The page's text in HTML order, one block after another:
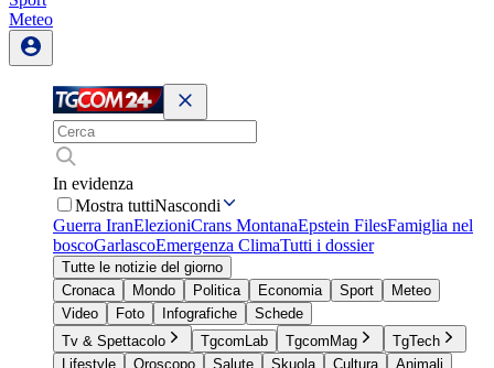
Meteo
In evidenza
Mostra tuttiNascondi
Guerra IranElezioniCrans MontanaEpstein FilesFamiglia nel
boscoGarlascoEmergenza ClimaTutti i dossier
Tutte le notizie del giorno
Cronaca
Mondo Politica Economia Sport
Meteo
Video
Foto Infografiche
Schede
Tv & Spettacolo
TgcomLab TgcomMag
TgTech
Lifestyle
Oroscopo Salute Skuola Cultura
Animali